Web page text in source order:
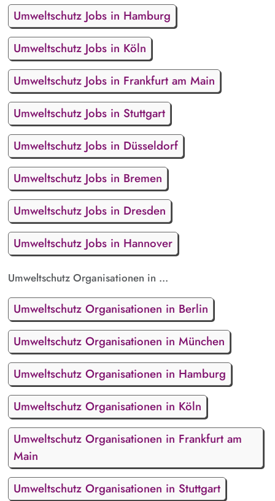
Umweltschutz Jobs in Hamburg
Umweltschutz Jobs in Köln
Umweltschutz Jobs in Frankfurt am Main
Umweltschutz Jobs in Stuttgart
Umweltschutz Jobs in Düsseldorf
Umweltschutz Jobs in Bremen
Umweltschutz Jobs in Dresden
Umweltschutz Jobs in Hannover
Umweltschutz Organisationen in ...
Umweltschutz Organisationen in Berlin
Umweltschutz Organisationen in München
Umweltschutz Organisationen in Hamburg
Umweltschutz Organisationen in Köln
Umweltschutz Organisationen in Frankfurt am
Main
Umweltschutz Organisationen in Stuttgart